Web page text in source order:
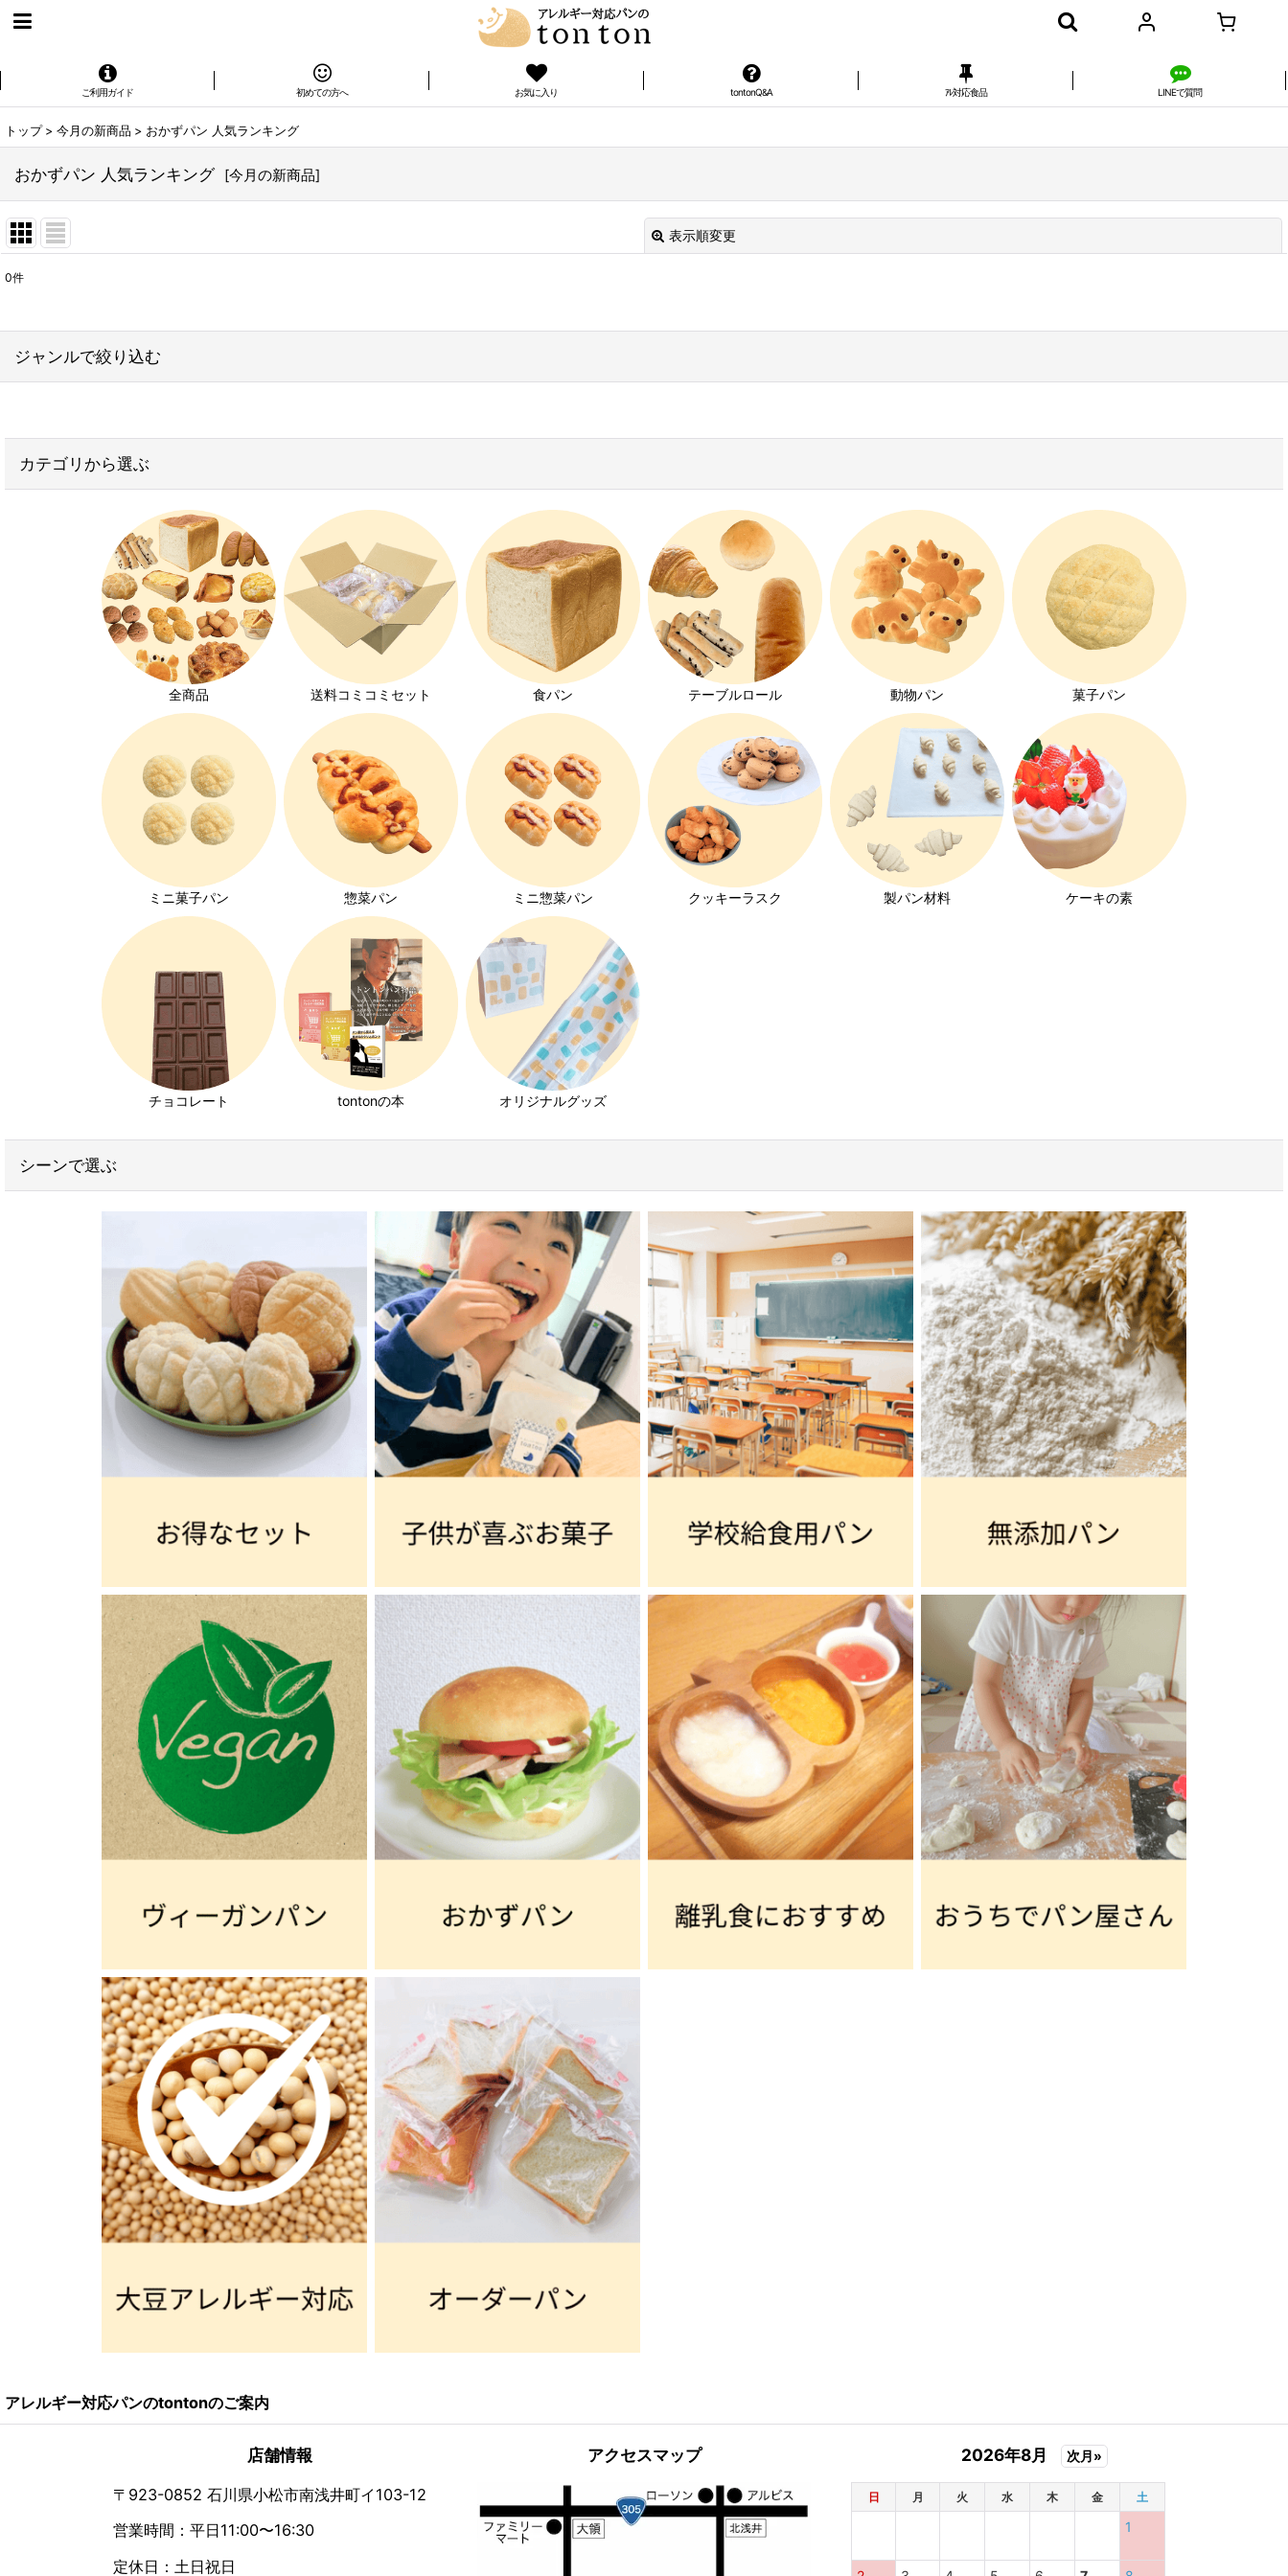
ご利用ガイド 初めての方へ お気に入り tontonQ&A ｱﾚ対応食品 LINEで質問
トップ > 今月の新商品 > おかずパン 人気ランキング
おかずパン 人気ランキング [今月の新商品]
表示順変更
在庫あり
絞り込む
0件
ジャンルで絞り込む
子供が喜ぶお菓子
ヴィーガンパン
離乳食におすすめのパン
大豆アレルギー対応
キユーピーエッグケア特集
みんなの食卓ロースハム特集
ホイップクリーム特集
発芽玄米パン特集
カテゴリから選ぶ
全商品 送料コミコミセット 食パン テーブルロール 動物パン 菓子パン
ミニ菓子パン 惣菜パン ミニ惣菜パン クッキーラスク 製パン材料 ケーキの素
チョコレート tontonの本 オリジナルグッズ
シーンで選ぶ
アレルギー対応パンのtontonのご案内
店舗情報
〒923-0852 石川県小松市南浅井町イ103-12
営業時間：平日11:00〜16:30
定休日：土日祝日
アクセスマップ 2026年8月 次月»
日 月 火 水 木 金 土
1